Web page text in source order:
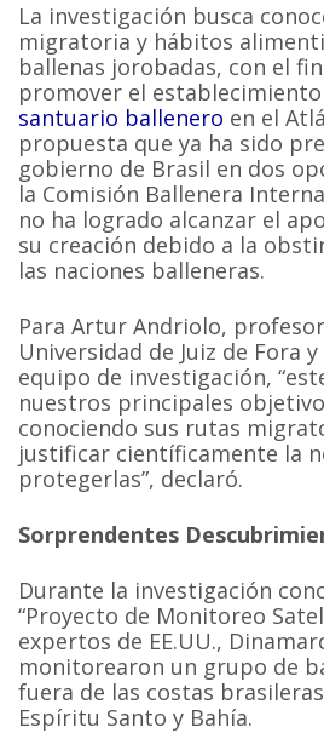
La investigación busca
migratoria y hábitos
ballenas jorobadas, con el
promover el
santuario ballenero en el
propuesta que ya ha sido
gobierno de Brasil en dos
la Comisión Ballenera
no ha logrado alcanzar el
su creación debido a la
las naciones balleneras.
Para Artur Andriolo,
Universidad de Juiz de Fora
equipo de investigación,
nuestros principales
conociendo sus rutas
justificar científicamente la
protegerlas”, declaró.
Sorprendentes
Durante la investigación
“Proyecto de Monitoreo
expertos de EE.UU.,
monitorearon un grupo de
fuera de las costas
Espíritu Santo y Bahía.